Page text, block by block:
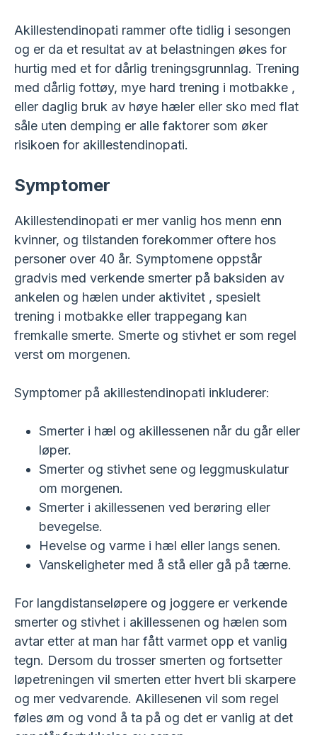
Akillestendinopati rammer ofte tidlig i sesongen
og er da et resultat av at belastningen økes for
hurtig med et for dårlig treningsgrunnlag. Trening
med dårlig fottøy, mye hard trening i motbakke ,
eller daglig bruk av høye hæler eller sko med flat
såle uten demping er alle faktorer som øker
risikoen for akillestendinopati.
Symptomer
Akillestendinopati er mer vanlig hos menn enn
kvinner, og tilstanden forekommer oftere hos
personer over 40 år. Symptomene oppstår
gradvis med verkende smerter på baksiden av
ankelen og hælen under aktivitet , spesielt
trening i motbakke eller trappegang kan
fremkalle smerte. Smerte og stivhet er som regel
verst om morgenen.
Symptomer på akillestendinopati inkluderer:
Smerter i hæl og akillessenen når du går eller
løper.
Smerter og stivhet sene og leggmuskulatur
om morgenen.
Smerter i akillessenen ved berøring eller
bevegelse.
Hevelse og varme i hæl eller langs senen.
Vanskeligheter med å stå eller gå på tærne.
For langdistanseløpere og joggere er verkende
smerter og stivhet i akillessenen og hælen som
avtar etter at man har fått varmet opp et vanlig
tegn. Dersom du trosser smerten og fortsetter
løpetreningen vil smerten etter hvert bli skarpere
og mer vedvarende. Akillesenen vil som regel
føles øm og vond å ta på og det er vanlig at det